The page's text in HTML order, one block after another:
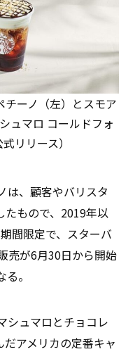
ーノ（左）とスモア
ュマロ コールドフォ
リリース）
は、顧客やバリスタ
もので、2019年以
間限定で、スターバ
売が6月30日から開始
。
シュマロとチョコレ
アメリカの定番キャ